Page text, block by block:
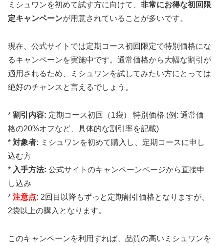
ミシュワンを初めて試す方に向けて、 非常にお得な初回限
定キャンペーンが用意されていることが多いです。
現在、公式サイトでは定期コース初回限定で特別価格にな
るキャンペーンを実施中です。通常価格から大幅な割引が
適用されるため、ミシュワンを試してみたい方にとっては
絶好のチャンスと言えるでしょう。
* 割引内容: 定期コース初回（1袋） 特別価格 (例: 通常価
格の20%オフなど、具体的な割引率を記載)
* 対象者: ミシュワンを初めて購入し、定期コースに申し
込む方
* 入手方法: 公式サイトのキャンペーンページから直接申
し込み
* 注意点: 2回目以降もずっと定期割引価格となりますが、
2袋以上の購入となります。
このキャンペーンを利用すれば、品質の高いミシュワンを